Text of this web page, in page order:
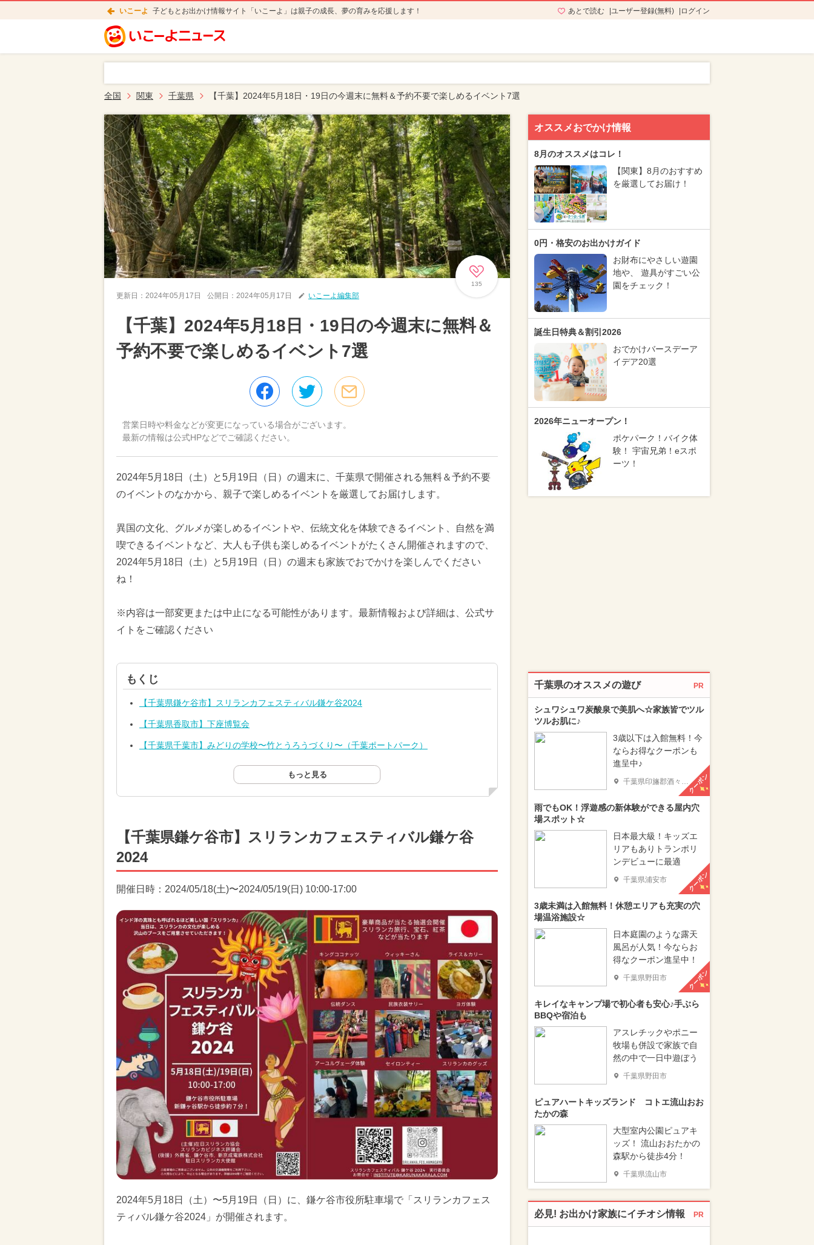
いこーよ 子どもとお出かけ情報サイト「いこーよ」は親子の成長、夢の育みを応援します！ あとで読む ユーザー登録(無料) ログイン
全国 関東 千葉県 【千葉】2024年5月18日・19日の今週末に無料＆予約不要で楽しめるイベント7選
135
更新日： 2024年05月17日 公開日： 2024年05月17日 いこーよ編集部
【千葉】2024年5月18日・19日の今週末に無料＆
予約不要で楽しめるイベント7選
営業日時や料金などが変更になっている場合がございます。
最新の情報は公式HPなどでご確認ください。
2024年5月18日（土）と5月19日（日）の週末に、千葉県で開催される無料＆予約不要
のイベントのなかから、親子で楽しめるイベントを厳選してお届けします。
異国の文化、グルメが楽しめるイベントや、伝統文化を体験できるイベント、自然を満
喫できるイベントなど、大人も子供も楽しめるイベントがたくさん開催されますので、
2024年5月18日（土）と5月19日（日）の週末も家族でおでかけを楽しんでください
ね！
※内容は一部変更または中止になる可能性があります。最新情報および詳細は、公式サ
イトをご確認ください
もくじ
【千葉県鎌ケ谷市】スリランカフェスティバル鎌ケ谷2024
【千葉県香取市】下座博覧会
【千葉県千葉市】みどりの学校〜竹とうろうづくり〜（千葉ポートパーク）
もっと見る
【千葉県鎌ケ谷市】スリランカフェスティバル鎌ケ谷
2024
開催日時：2024/05/18(土)〜2024/05/19(日) 10:00-17:00
2024年5月18日（土）〜5月19日（日）に、鎌ケ谷市役所駐車場で「スリランカフェス
ティバル鎌ケ谷2024」が開催されます。
オススメおでかけ情報
8月のオススメはコレ！
【関東】8月のおすすめ
を厳選してお届け！
0円・格安のお出かけガイド
お財布にやさしい遊園
地や、 遊具がすごい公
園をチェック！
誕生日特典＆割引2026
おでかけバースデーア
イデア20選
2026年ニューオープン！
ポケパーク！バイク体
験！ 宇宙兄弟！eスポ
ーツ！
千葉県のオススメの遊び PR
シュワシュワ炭酸泉で美肌へ☆家族皆でツル
ツルお肌に♪
3歳以下は入館無料！今
ならお得なクーポンも
進呈中♪
千葉県印旛郡酒々井町 クーポン
雨でもOK！浮遊感の新体験ができる屋内穴
場スポット☆
日本最大級！キッズエ
リアもありトランポリ
ンデビューに最適
千葉県浦安市 クーポン
3歳未満は入館無料！休憩エリアも充実の穴
場温浴施設☆
日本庭園のような露天
風呂が人気！今ならお
得なクーポン進呈中！
千葉県野田市 クーポン
キレイなキャンプ場で初心者も安心♪手ぶら
BBQや宿泊も
アスレチックやポニー
牧場も併設で家族で自
然の中で一日中遊ぼう
千葉県野田市
ピュアハートキッズランド コトエ流山おお
たかの森
大型室内公園ピュアキ
ッズ！ 流山おおたかの
森駅から徒歩4分！
千葉県流山市
必見! お出かけ家族にイチオシ情報 PR